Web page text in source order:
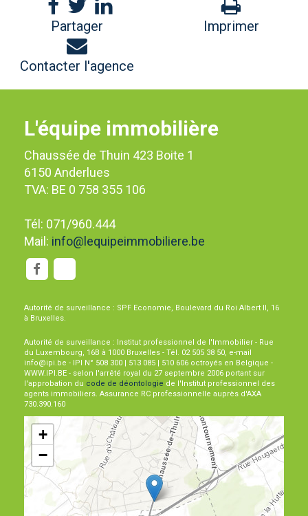
Partager Imprimer
Contacter l'agence
L'équipe immobilière
Chaussée de Thuin 423 Boite 1
6150 Anderlues
TVA: BE 0 758 355 106
Tél: 071/960.444
Mail: info@lequipeimmobiliere.be
Autorité de surveillance : SPF Economie, Boulevard du Roi Albert II, 16
à Bruxelles.
Autorité de surveillance : Institut professionnel de l'Immobilier - Rue
du Luxembourg, 16B à 1000 Bruxelles - Tél. 02 505 38 50, e-mail
info@ipi.be - IPI N° 508 300 | 513 085 | 510 606 octroyés en Belgique -
WWW.IPI.BE - selon l'arrêté royal du 27 septembre 2006 portant sur
l'approbation du code de déontologie de l'Institut professionnel des
agents immobiliers. Assurance RC professionnelle auprès d'AXA
730.390.160
+
−